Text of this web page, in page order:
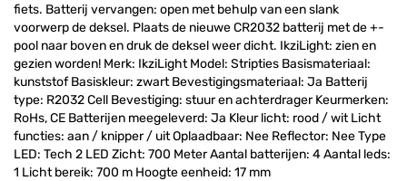
fiets. Batterij vervangen: open met behulp van een slank
voorwerp de deksel. Plaats de nieuwe CR2032 batterij met de +-
pool naar boven en druk de deksel weer dicht. IkziLight: zien en
gezien worden! Merk: IkziLight Model: Stripties Basismateriaal:
kunststof Basiskleur: zwart Bevestigingsmateriaal: Ja Batterij
type: R2032 Cell Bevestiging: stuur en achterdrager Keurmerken:
RoHs, CE Batterijen meegeleverd: Ja Kleur licht: rood / wit Licht
functies: aan / knipper / uit Oplaadbaar: Nee Reflector: Nee Type
LED: Tech 2 LED Zicht: 700 Meter Aantal batterijen: 4 Aantal leds:
1 Licht bereik: 700 m Hoogte eenheid: 17 mm